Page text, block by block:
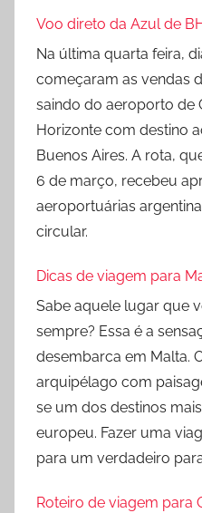
Voo direto da Azul de
Na última quarta feira,
começaram as vendas
saindo do aeroporto de
Horizonte com destino
Buenos Aires. A rota,
6 de março, recebeu
aeroportuárias
circular.
Dicas de viagem para
Sabe aquele lugar que
sempre? Essa é a
desembarca em Malta.
arquipélago com
se um dos destinos
europeu. Fazer uma
para um verdadeiro
Roteiro de viagem para